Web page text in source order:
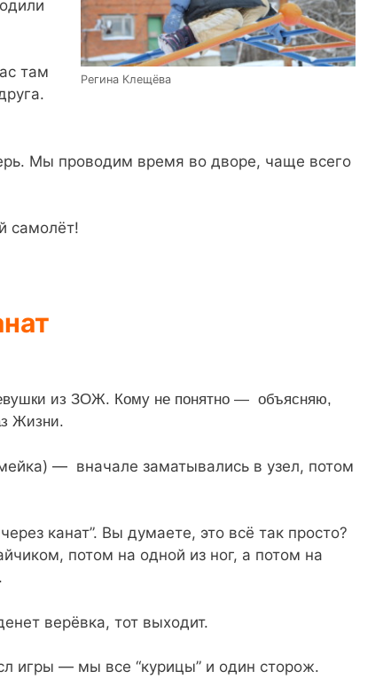
Регина Клещёва
там
Мы проводим время во дворе, чаще всего
самолёт!
из ЗОЖ. Кому не понятно — объясняю,
Жизни.
— вначале заматывались в узел, потом
канат”. Вы думаете, это всё так просто?
потом на одной из ног, а потом на
верёвка, тот выходит.
игры — мы все “курицы” и один сторож.